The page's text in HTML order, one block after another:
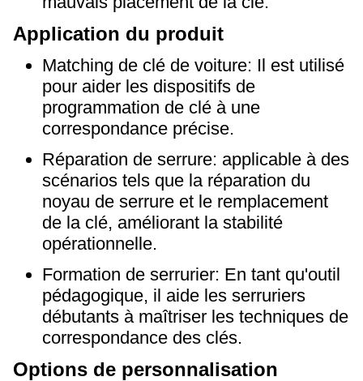
Application du produit
Matching de clé de voiture: Il est utilisé
pour aider les dispositifs de
programmation de clé à une
correspondance précise.
Réparation de serrure: applicable à des
scénarios tels que la réparation du
noyau de serrure et le remplacement
de la clé, améliorant la stabilité
opérationnelle.
Formation de serrurier: En tant qu'outil
pédagogique, il aide les serruriers
débutants à maîtriser les techniques de
correspondance des clés.
Options de personnalisation